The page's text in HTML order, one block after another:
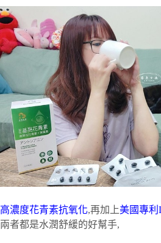
高濃度花青素抗氧化,再加上美國專利
兩者都是水潤舒緩的好幫手,